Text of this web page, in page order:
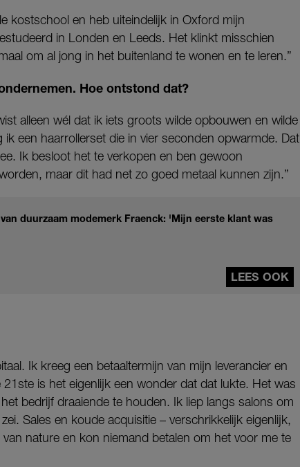
kostschool en heb uiteindelijk in Oxford mijn
in Londen en Leeds. Het klinkt misschien
om al jong in het buitenland te wonen en te leren.”
Hoe ontstond dat?
alleen wél dat ik iets groots wilde opbouwen en wilde
een haarrollerset die in vier seconden opwarmde. Dat
Ik besloot het te verkopen en ben gewoon
maar dit had net zo goed metaal kunnen zijn.”
duurzaam modemerk Fraenck: 'Mijn eerste klant was
LEES OOK
Ik kreeg een betaaltermijn van mijn leverancier en
is het eigenlijk een wonder dat dat lukte. Het was
bedrijf draaiende te houden. Ik liep langs salons om
Sales en koude acquisitie – verschrikkelijk eigenlijk,
nature en kon niemand betalen om het voor me te